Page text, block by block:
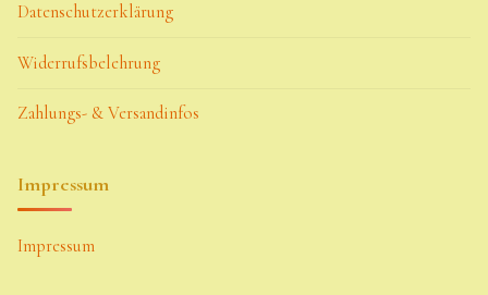
Datenschutzerklärung
Widerrufsbelehrung
Zahlungs- & Versandinfos
Impressum
Impressum